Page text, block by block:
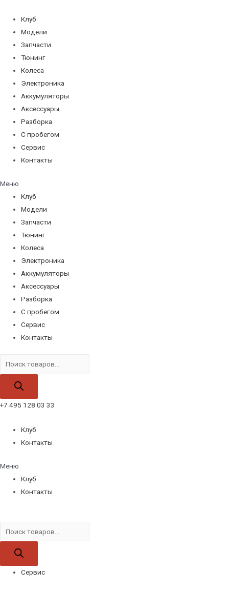
содержимому
Клуб
Модели
Запчасти
Тюнинг
Колеса
Электроника
Аккумуляторы
Аксессуары
Разборка
С пробегом
Сервис
Контакты
Меню
Клуб
Модели
Запчасти
Тюнинг
Колеса
Электроника
Аккумуляторы
Аксессуары
Разборка
С пробегом
Сервис
Контакты
товаров
+7 495 128 03 33
Клуб
Контакты
Меню
Клуб
Контакты
товаров
Сервис